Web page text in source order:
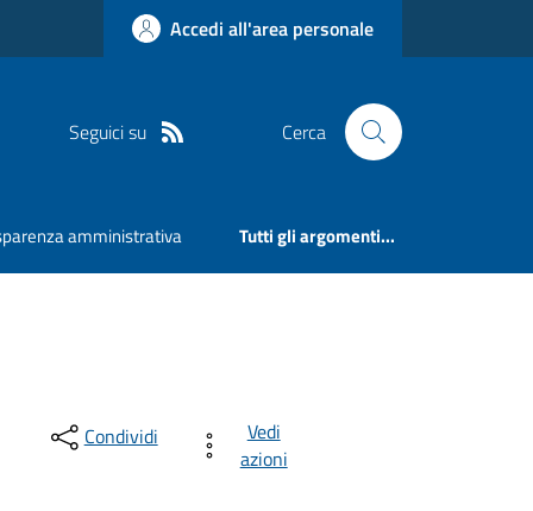
Accedi all'area personale
Seguici su Cerca
amministrativa Tutti gli argomenti...
Condividi
Vedi
azioni